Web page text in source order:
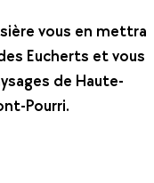
vous en mettra
Eucherts et vous
de Haute-
Pourri.